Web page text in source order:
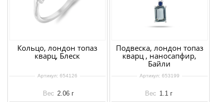
Кольцо, лондон топаз
кварц, Блеск
Артикул: 654126
Вес 2.06 г
Подвеска, лондон топаз
кварц , наносапфир,
Байли
Артикул: 653199
Вес 1.1 г